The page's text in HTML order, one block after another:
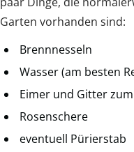
Garten vorhanden sind:
Brennnesseln
Wasser (am besten
Eimer und Gitter
Rosenschere
eventuell Pürierstab